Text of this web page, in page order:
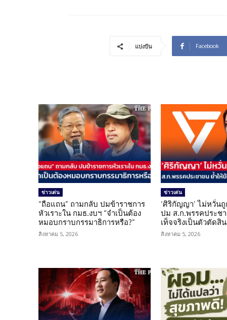
แบ่งปัน Facebook
ข่าวเด่น
“ถือแถน” ถามกลับ ปมข้าราชการ
หัวเราะใน กมธ.งบฯ “จำเป็นต้อง
หมอบกราบกรรมาธิการหรือ?”
สิงหาคม 5, 2026
ข่าวเด่น
‘ศิริกัญญา’ ไม่หวั่น
ปม ส.ก.พรรคประช
เท็จจริงเป็นตัวตัดสิน
สิงหาคม 5, 2026